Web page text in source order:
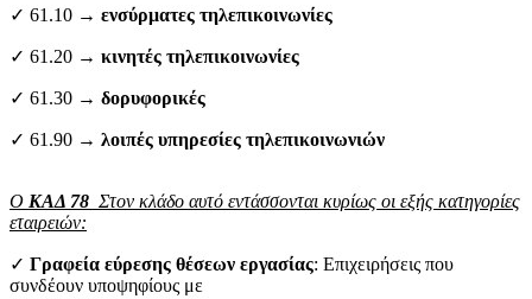
✓ 61.10 → ενσύρματες τηλεπικοινωνίες
✓ 61.20 → κινητές τηλεπικοινωνίες
✓ 61.30 → δορυφορικές
✓ 61.90 → λοιπές υπηρεσίες τηλεπικοινωνιών
Ο ΚΑΔ 78 Στον κλάδο αυτό εντάσσονται κυρίως οι εξής κατηγορίες
εταιρειών:
✓ Γραφεία εύρεσης θέσεων εργασίας: Επιχειρήσεις που
συνδέουν υποψηφίους με